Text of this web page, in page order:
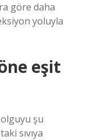
göre daha
yoluyla
eşit
olguyu şu
sıvıya